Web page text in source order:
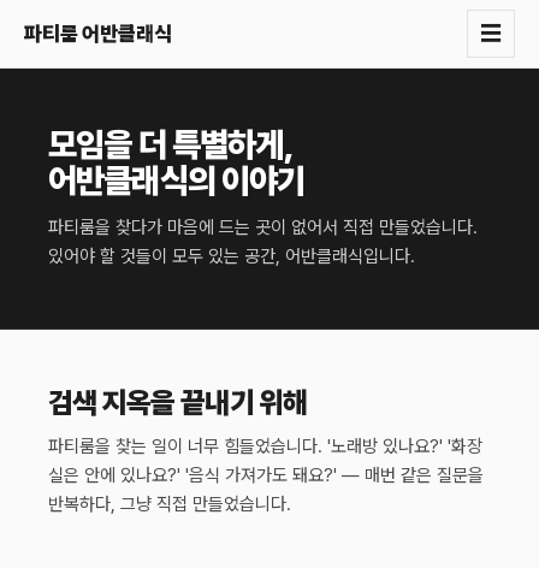
파티룸 어반클래식 ☰
모임을 더 특별하게,
어반클래식의 이야기
파티룸을 찾다가 마음에 드는 곳이 없어서 직접 만들었습니다.
있어야 할 것들이 모두 있는 공간, 어반클래식입니다.
검색 지옥을 끝내기 위해
파티룸을 찾는 일이 너무 힘들었습니다. '노래방 있나요?' '화장
실은 안에 있나요?' '음식 가져가도 돼요?' — 매번 같은 질문을
반복하다, 그냥 직접 만들었습니다.